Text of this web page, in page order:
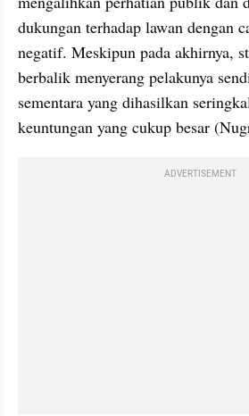
dukungan terhadap lawan dengan
negatif. Meskipun pada akhirnya,
berbalik menyerang pelakunya
sementara yang dihasilkan
keuntungan yang cukup besar
ADVERTISEMENT